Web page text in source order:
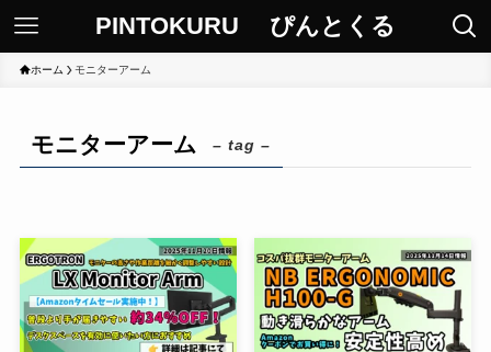
PINTOKURU ぴんとくる
ホーム モニターアーム
モニターアーム – tag –